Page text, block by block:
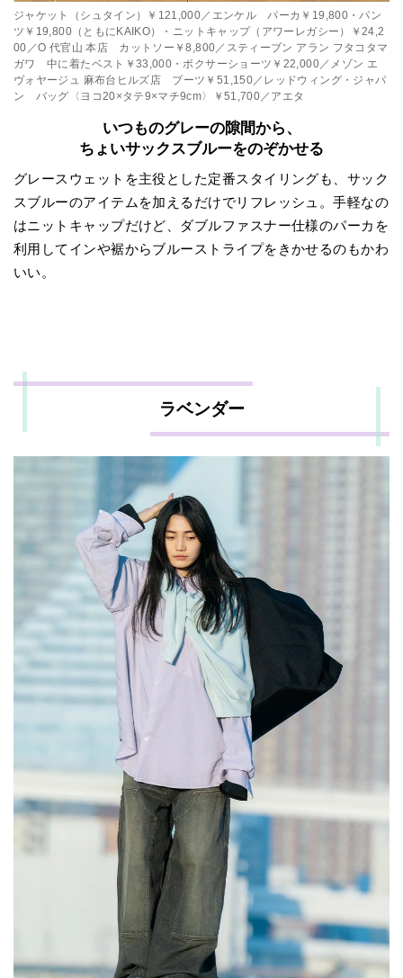
ジャケット（シュタイン）￥121,000／エンケル パーカ￥19,800・パン
ツ￥19,800（ともにKAIKO）・ニットキャップ（アワーレガシー）￥24,2
00／O 代官山 本店 カットソー￥8,800／スティーブン アラン フタコタマ
ガワ 中に着たベスト￥33,000・ボクサーショーツ￥22,000／メゾン エ
ヴォヤージュ 麻布台ヒルズ店 ブーツ￥51,150／レッドウィング・ジャパ
ン バッグ〈ヨコ20×タテ9×マチ9cm〉￥51,700／アエタ
いつものグレーの隙間から、
ちょいサックスブルーをのぞかせる
グレースウェットを主役とした定番スタイリングも、サック
スブルーのアイテムを加えるだけでリフレッシュ。手軽なの
はニットキャップだけど、ダブルファスナー仕様のパーカを
利用してインや裾からブルーストライプをきかせるのもかわ
いい。
ラベンダー